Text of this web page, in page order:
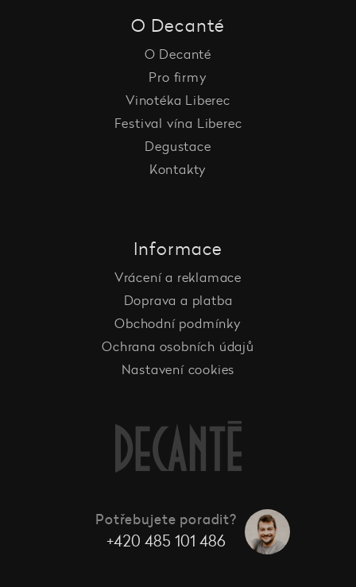
O Decanté
O Decanté
Pro firmy
Vinotéka Liberec
Festival vína Liberec
Degustace
Kontakty
Informace
Vrácení a reklamace
Doprava a platba
Obchodní podmínky
Ochrana osobních údajů
Nastavení cookies
Potřebujete poradit?
+420 485 101 486